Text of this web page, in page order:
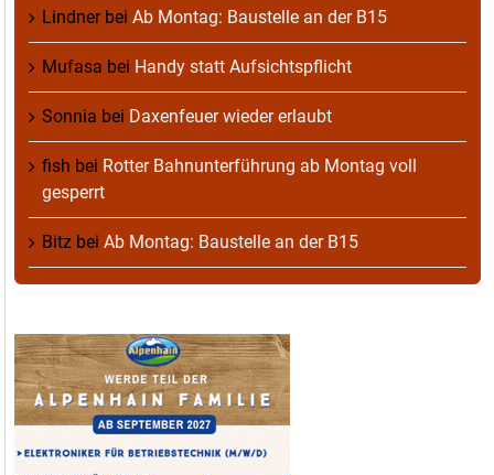
Lindnerbei Ab Montag: Baustelle an der B15
Mufasa bei Handy statt Aufsichtspflicht
Sonnia bei Daxenfeuer wieder erlaubt
fish bei Rotter Bahnunterführung ab Montag voll
gesperrt
Bitz bei Ab Montag: Baustelle an der B15